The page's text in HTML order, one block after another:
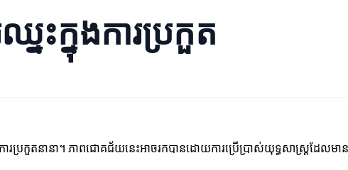
នះក្នុងការប្រកួត
រប្រកួតនានា។ ភាពជោគជ័យនេះអាចរកបានដោយការប្រើប្រាស់យុទ្ធសាស្ត្រដែល